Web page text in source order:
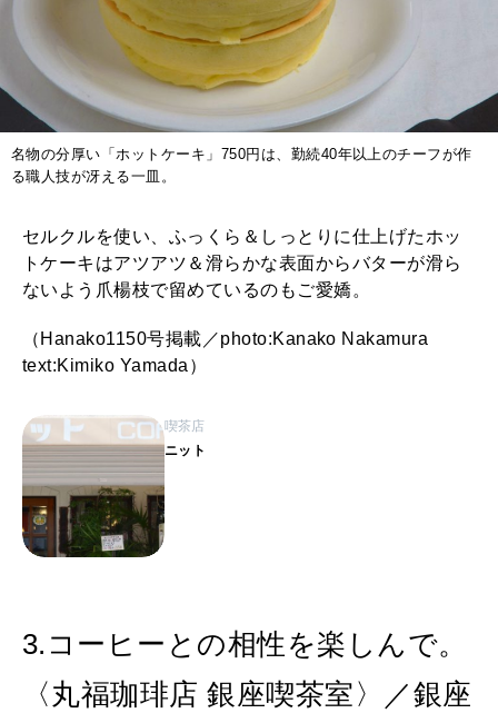
名物の分厚い「ホットケーキ」750円は、勤続40年以上のチーフが作
る職人技が冴える一皿。
セルクルを使い、ふっくら＆しっとりに仕上げたホッ
トケーキはアツアツ＆滑らかな表面からバターが滑ら
ないよう爪楊枝で留めているのもご愛嬌。
（Hanako1150号掲載／photo:Kanako Nakamura
text:Kimiko Yamada）
喫茶店
ニット
3.コーヒーとの相性を楽しんで。
〈丸福珈琲店 銀座喫茶室〉／銀座